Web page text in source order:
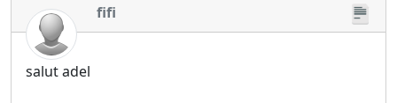
fifi
salut adel